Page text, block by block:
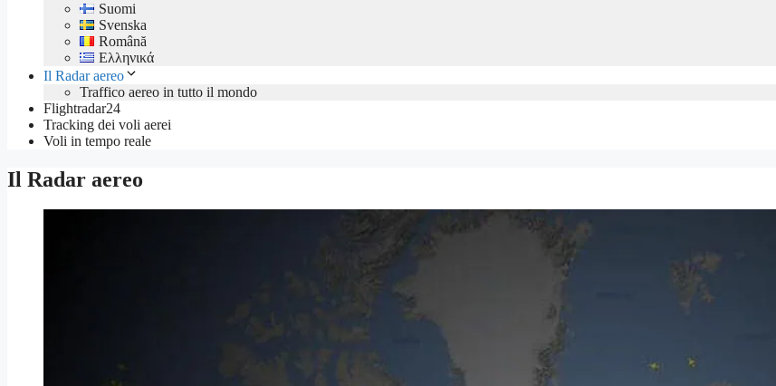
Suomi
Svenska
Română
Ελληνικά
Il Radar aereo
Traffico aereo in tutto il mondo
Flightradar24
Tracking dei voli aerei
Voli in tempo reale
Il Radar aereo